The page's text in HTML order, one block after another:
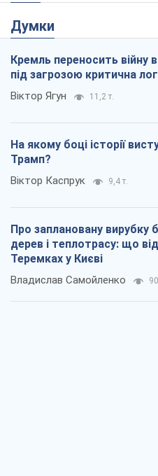
Думки
Кремль переносить війну
під загрозою критична
Віктор Ягун 11,2 т.
На якому боці історії
Трамп?
Віктор Каспрук 9,4 т.
Про заплановану вирубку
дерев і теплотрасу: що
Теремках у Києві
Владислав Самойленко